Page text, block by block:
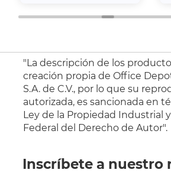
"La descripción de los
creación propia de Office
S.A. de C.V., por lo que su
autorizada, es sancionada en
Ley de la Propiedad Industrial
Federal del Derecho de Autor".
Inscríbete a nuestro